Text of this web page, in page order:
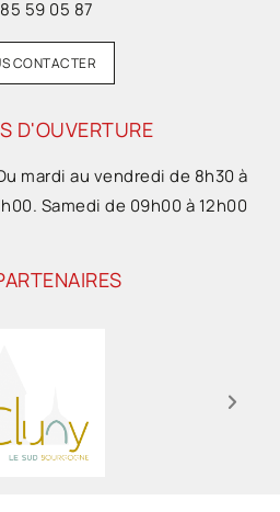
59 05 87
CONTACTER
D'OUVERTURE
mardi au vendredi de 8h30 à
Samedi de 09h00 à 12h00